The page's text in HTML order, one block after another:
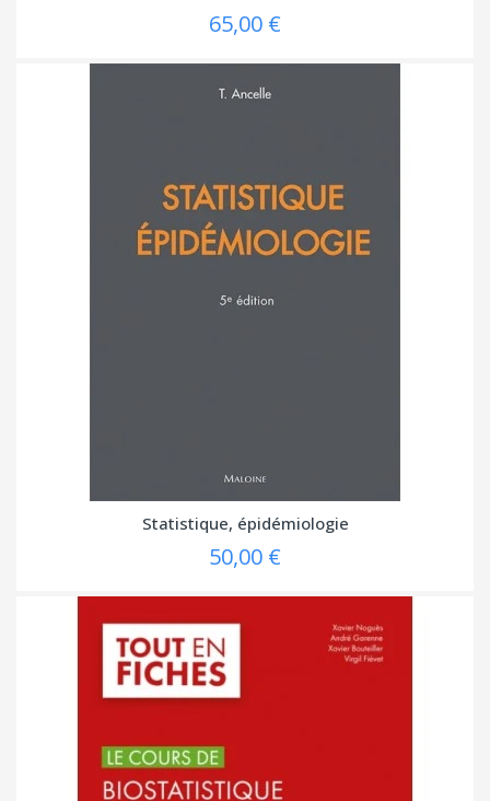
65,00 €
Statistique, épidémiologie
50,00 €